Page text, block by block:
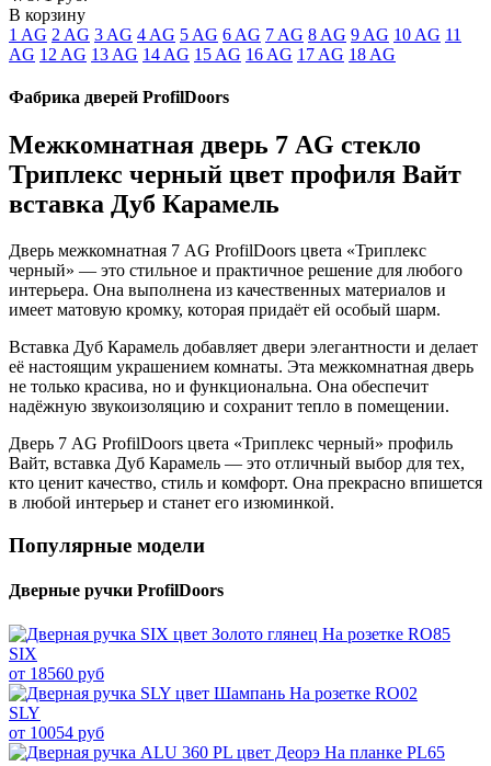
В корзину
1 AG 2 AG 3 AG 4 AG 5 AG 6 AG 7 AG 8 AG 9 AG 10 AG 11
AG 12 AG 13 AG 14 AG 15 AG 16 AG 17 AG 18 AG
Фабрика дверей ProfilDoors
Межкомнатная дверь 7 AG стекло
Триплекс черный цвет профиля Вайт
вставка Дуб Карамель
Дверь межкомнатная 7 AG ProfilDoors цвета «Триплекс
черный» — это стильное и практичное решение для любого
интерьера. Она выполнена из качественных материалов и
имеет матовую кромку, которая придаёт ей особый шарм.
Вставка Дуб Карамель добавляет двери элегантности и делает
её настоящим украшением комнаты. Эта межкомнатная дверь
не только красива, но и функциональна. Она обеспечит
надёжную звукоизоляцию и сохранит тепло в помещении.
Дверь 7 AG ProfilDoors цвета «Триплекс черный» профиль
Вайт, вставка Дуб Карамель — это отличный выбор для тех,
кто ценит качество, стиль и комфорт. Она прекрасно впишется
в любой интерьер и станет его изюминкой.
Популярные модели
Дверные ручки ProfilDoors
SIX
от 18560 руб
SLY
от 10054 руб